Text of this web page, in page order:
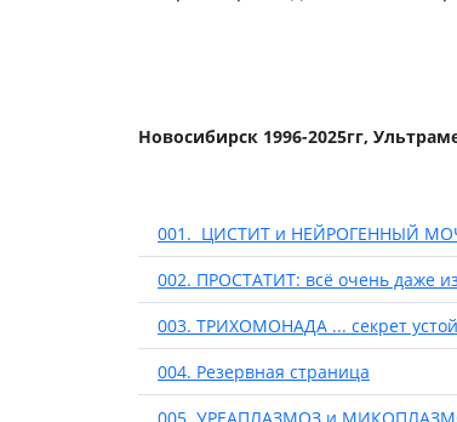
Новосибирск 1996-2025гг,
001. ЦИСТИТ и НЕЙРОГЕННЫЙ
002. ПРОСТАТИТ: всё очень даже
003. ТРИХОМОНАДА ... секрет
004. Резервная страница